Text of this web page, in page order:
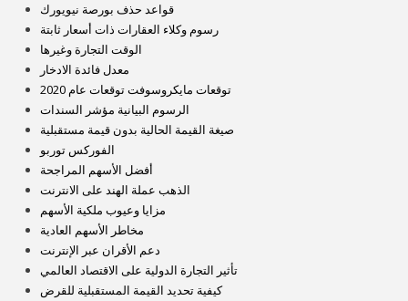
قواعد حذف بورصة نيويورك
رسوم وكلاء العقارات ذات أسعار ثابتة
الوقت التجارة وغيرها
معدل فائدة الادخار
توقعات مايكروسوفت توقعات عام 2020
الرسوم البيانية مؤشر السندات
صيغة القيمة الحالية بدون قيمة مستقبلية
الفوركس توربو
أفضل الأسهم المراجحة
الذهب عملة الهند على الانترنت
مزايا وعيوب ملكية الأسهم
مخاطر الأسهم العادية
دعم الأقران عبر الإنترنت
تأثير التجارة الدولية على الاقتصاد العالمي
كيفية تحديد القيمة المستقبلية للقرض